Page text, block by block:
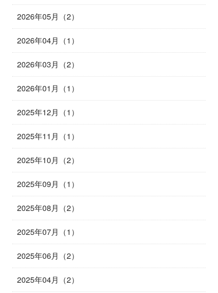
2026年05月（2）
2026年04月（1）
2026年03月（2）
2026年01月（1）
2025年12月（1）
2025年11月（1）
2025年10月（2）
2025年09月（1）
2025年08月（2）
2025年07月（1）
2025年06月（2）
2025年04月（2）